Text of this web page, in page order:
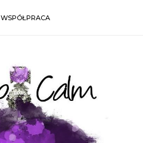
WSPÓŁPRACA